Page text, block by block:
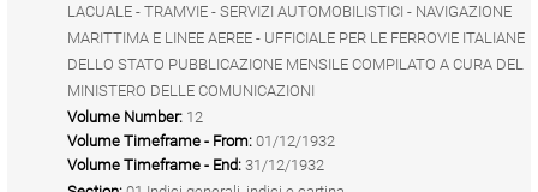
LACUALE - TRAMVIE - SERVIZI AUTOMOBILISTICI - NAVIGAZIONE
MARITTIMA E LINEE AEREE - UFFICIALE PER LE FERROVIE ITALIANE
DELLO STATO PUBBLICAZIONE MENSILE COMPILATO A CURA DEL
MINISTERO DELLE COMUNICAZIONI
Volume Number: 12
Volume Timeframe - From: 01/12/1932
Volume Timeframe - End: 31/12/1932